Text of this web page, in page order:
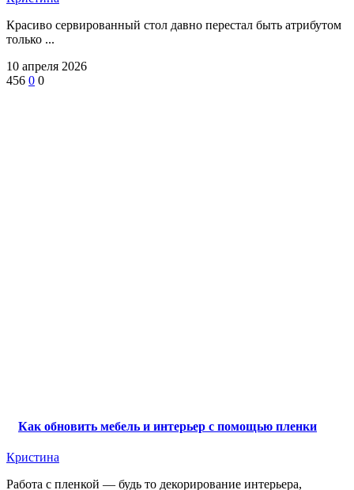
Красиво сервированный стол давно перестал быть атрибутом
только ...
10 апреля 2026
456 0 0
Как обновить мебель и интерьер с помощью пленки
Кристина
‍Работа с пленкой — будь то декорирование интерьера,